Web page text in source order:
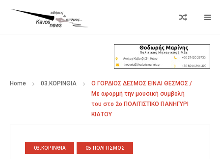
Home 03.ΚΟΡΙΝΘΙΑ
Ο ΓΟΡΔΙΟΣ ΔΕΣΜΟΣ ΕΙΝΑΙ ΘΕΣΜΟΣ /
Με αφορμή την μουσική συμβολή
του στο 2ο ΠΟΛΙΤΙΣΤΙΚΟ ΠΑΝΗΓΥΡΙ
ΚΙΑΤΟΥ
03.ΚΟΡΙΝΘΙΑ 05.ΠΟΛΙΤΙΣΜΟΣ